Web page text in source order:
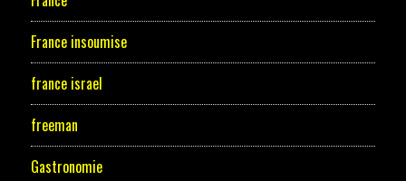
France insoumise
france israel
freeman
Gastronomie